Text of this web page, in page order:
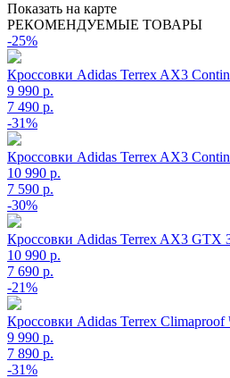
Показать на карте
РЕКОМЕНДУЕМЫЕ ТОВАРЫ
-25%
Кроссовки Adidas Terrex AX3
9 990 р.
7 490 р.
-31%
Кроссовки Adidas Terrex AX3
10 990 р.
7 590 р.
-30%
Кроссовки Adidas Terrex AX3 GTX
10 990 р.
7 690 р.
-21%
Кроссовки Adidas Terrex Climaproof
9 990 р.
7 890 р.
-31%